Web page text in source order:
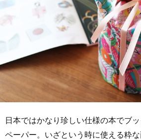
日本ではかなり珍しい仕様の本でブ
ペーパー。いざという時に使える粋な